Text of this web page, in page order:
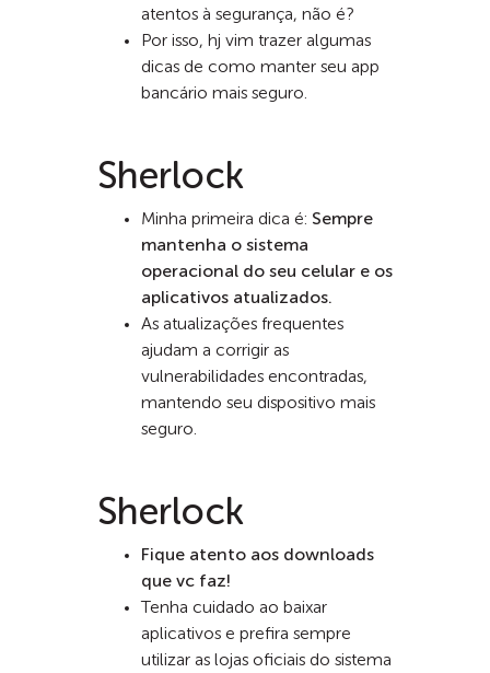
atentos à segurança, não é?
Por isso, hj vim trazer algumas
dicas de como manter seu app
bancário mais seguro.
Sherlock
Minha primeira dica é: Sempre
mantenha o sistema
operacional do seu celular e os
aplicativos atualizados.
As atualizações frequentes
ajudam a corrigir as
vulnerabilidades encontradas,
mantendo seu dispositivo mais
seguro.
Sherlock
Fique atento aos downloads
que vc faz!
Tenha cuidado ao baixar
aplicativos e prefira sempre
utilizar as lojas oficiais do sistema